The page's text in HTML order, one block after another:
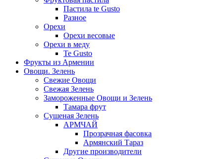
Пастила te Gusto
Разное
Орехи
Орехи весовые
Орехи в меду
Te Gusto
Фрукты из Армении
Овощи. Зелень
Свежие Овощи
Свежая Зелень
Замороженные Овощи и Зелень
Тамара фрут
Сушеная Зелень
АРМЧАЙ
Прозрачная фасовка
Армянский Тараз
Другие производители